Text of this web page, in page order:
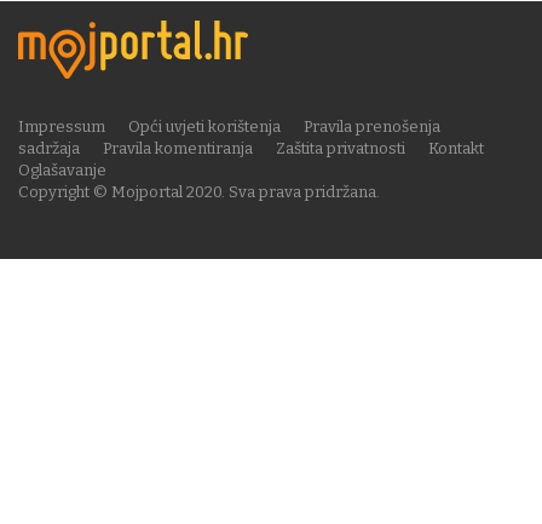
Copyright © Mojportal 2020. Sva prava pridržana.
Impressum Opći uvjeti korištenja
Pravila prenošenja
sadržaja
Pravila komentiranja Zaštita privatnosti
Kontakt
Oglašavanje